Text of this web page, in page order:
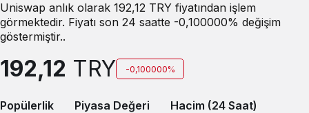
Uniswap anlık olarak 192,12 TRY fiyatından işlem
görmektedir. Fiyatı son 24 saatte -0,100000% değişim
göstermiştir..
192,12 TRY -0,100000%
Popülerlik
Piyasa Değeri
Hacim (24 Saat)